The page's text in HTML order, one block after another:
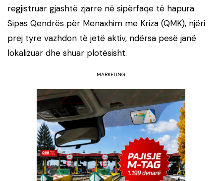
regjistruar gjashtë zjarre në sipërfaqe të hapura.
Sipas Qendrës për Menaxhim me Kriza (QMK), njëri
prej tyre vazhdon të jetë aktiv, ndërsa pesë janë
lokalizuar dhe shuar plotësisht.
MARKETING